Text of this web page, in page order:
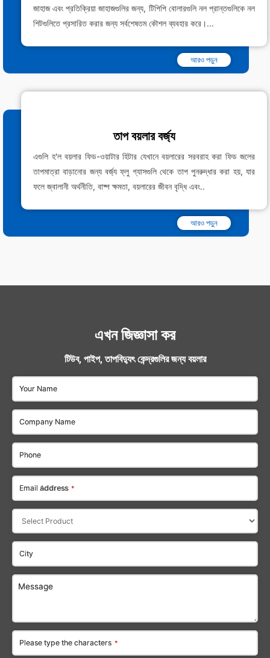
জাহাজ এবং প্রতিক্রিয়া জাহাজগুলির জন্য, টিপিপি বোলারগুলি নল প্রান্তগুলিকে নল
শিটগুলিতে প্রসারিত করার জন্য সর্বশেষতম কৌশল ব্যবহার করে।...
আরও পড়ুন
তাপ বয়লার বর্জ্য
এগুলি হ'ল বয়লার ফিড-ওয়াটার হিটার যেখানে বয়লারের সরবরাহ করা ফিড জলের
তাপমাত্রা বাড়ানোর জন্য বর্জ্য ফ্লু গ্যাসগুলি থেকে তাপ পুনরুদ্ধার করা হয়, যার
ফলে জ্বালানী অর্থনীতি, বাষ্প ক্ষমতা, বয়লারের জীবন বৃদ্ধি এবং..
আরও পড়ুন
এখন জিজ্ঞাসা কর
টিউব, পাইপ, তাপবিদ্যুৎ কেন্দ্রগুলির জন্য বয়লার
Your Name
Company Name
Phone
Email address *
City
Message
Please type the characters *